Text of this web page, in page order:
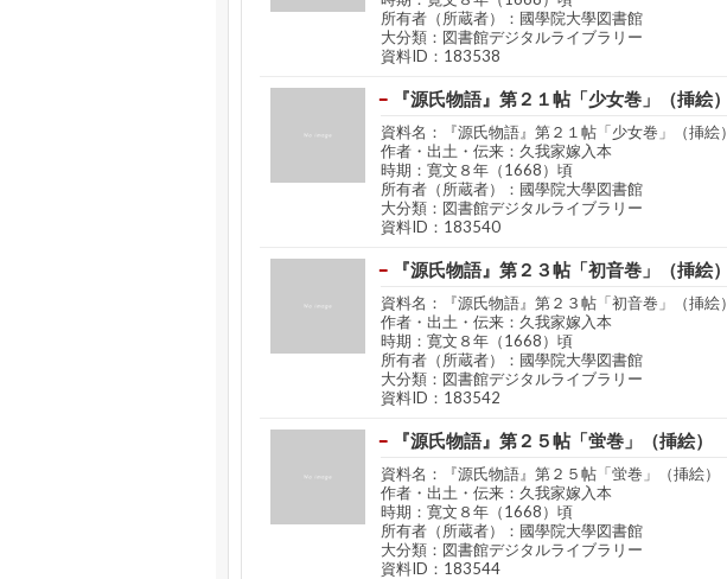
所有者（所蔵者）：國學院大學図書館
大分類：図書館デジタルライブラリー
資料ID：183538
『源氏物語』第２１帖「少女巻」（挿絵）
資料名：『源氏物語』第２１帖「少女巻」（挿絵）
作者・出土・伝来：久我家嫁入本
時期：寛文８年（1668）頃
所有者（所蔵者）：國學院大學図書館
大分類：図書館デジタルライブラリー
資料ID：183540
『源氏物語』第２３帖「初音巻」（挿絵）
資料名：『源氏物語』第２３帖「初音巻」（挿絵）
作者・出土・伝来：久我家嫁入本
時期：寛文８年（1668）頃
所有者（所蔵者）：國學院大學図書館
大分類：図書館デジタルライブラリー
資料ID：183542
『源氏物語』第２５帖「蛍巻」（挿絵）
資料名：『源氏物語』第２５帖「蛍巻」（挿絵）
作者・出土・伝来：久我家嫁入本
時期：寛文８年（1668）頃
所有者（所蔵者）：國學院大學図書館
大分類：図書館デジタルライブラリー
資料ID：183544